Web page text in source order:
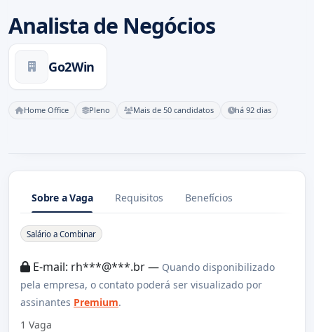
Analista de Negócios
Go2Win
Home Office Pleno Mais de 50 candidatos há 92 dias
Sobre a Vaga Requisitos Benefícios
Sobre a Vaga
Salário a Combinar
E-mail: rh***@***.br — Quando disponibilizado
pela empresa, o contato poderá ser visualizado por
assinantes Premium.
1 Vaga